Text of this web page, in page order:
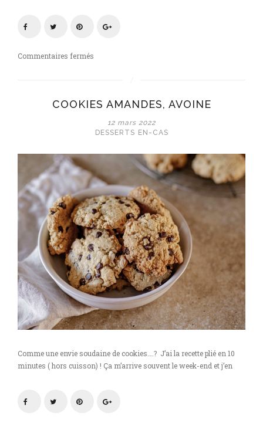
Commentaires fermés
amandes
et
la
menthe
COOKIES AMANDES, AVOINE
12 mars 2022
DESSERTS EN-CAS
Comme une envie soudaine de cookies….? J’ai la recette plié en 10
minutes ( hors cuisson) ! Ça m’arrive souvent le week-end et j’en